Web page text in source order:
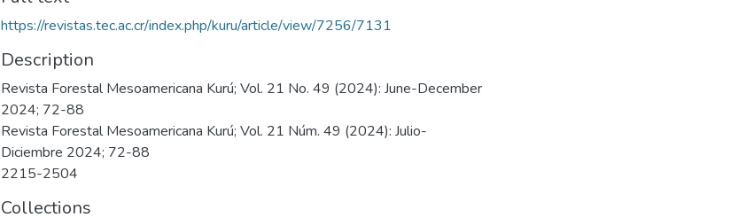
https://revistas.tec.ac.cr/index.php/kuru/article/view/7256/7131
Description
Revista Forestal Mesoamericana Kurú; Vol. 21 No. 49 (2024): June-December
2024; 72-88
Revista Forestal Mesoamericana Kurú; Vol. 21 Núm. 49 (2024): Julio-
Diciembre 2024; 72-88
2215-2504
Collections